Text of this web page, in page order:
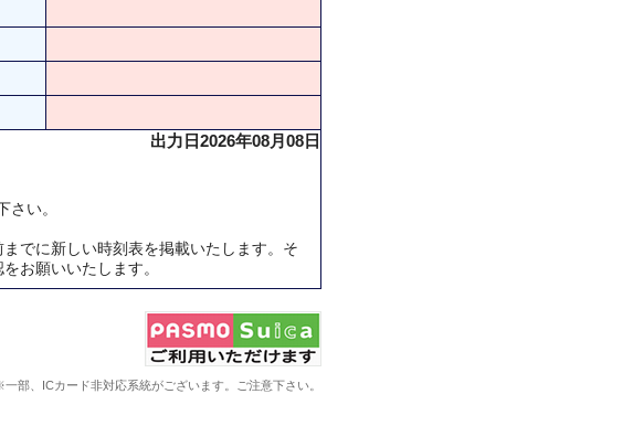
出力日2026年08月08日
い。
でに新しい時刻表を掲載いたします。そ
お願いいたします。
部、ICカード非対応系統がございます。ご注意下さい。